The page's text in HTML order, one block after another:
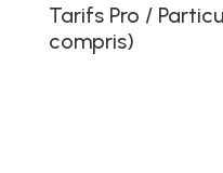
Tarifs Pro /
compris)